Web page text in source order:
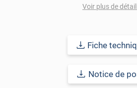
Afin de vous rendre compte de la qualité
d'échantillons gratuite.
Voir plus de
Fiche
Notice de